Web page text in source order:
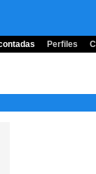
Perfiles